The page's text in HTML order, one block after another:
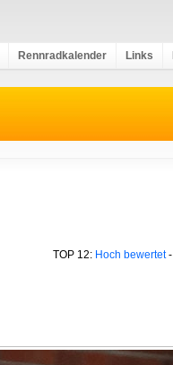
Rennradkalender Links
TOP 12: Hoch bewertet-